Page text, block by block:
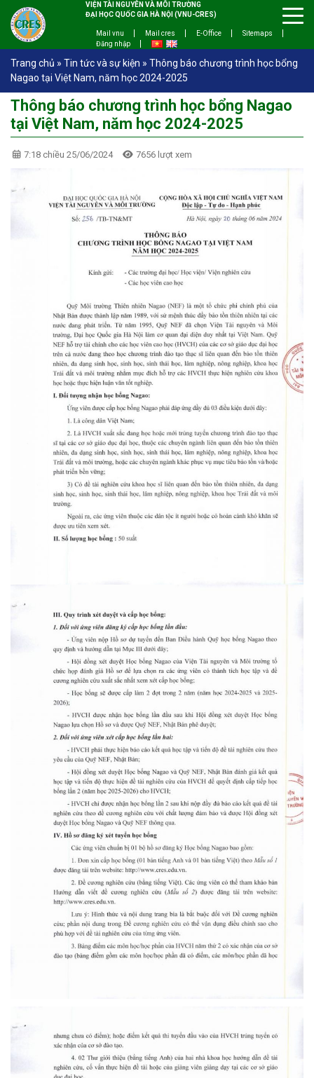
VIỆN TÀI NGUYÊN VÀ MÔI TRƯỜNG
ĐẠI HỌC QUỐC GIA HÀ NỘI (VNU-CRES)
Mail vnu Mail cres E-Office
Sitemaps
Đăng nhập
Trang chủ » Tin tức và sự kiện » Thông báo chương trình học bổng
Nagao tại Việt Nam, năm học 2024-2025
Thông báo chương trình học bổng Nagao
tại Việt Nam, năm học 2024-2025
7:18 chiều 25/06/2024 7656 lượt xem